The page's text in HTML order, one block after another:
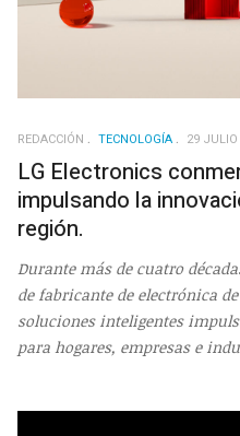
REDACCIÓN TECNOLOGÍA 29
LG Electronics
impulsando la
región.
Durante más de cuatro
de fabricante de electrónica
soluciones inteligentes
para hogares, empresas e